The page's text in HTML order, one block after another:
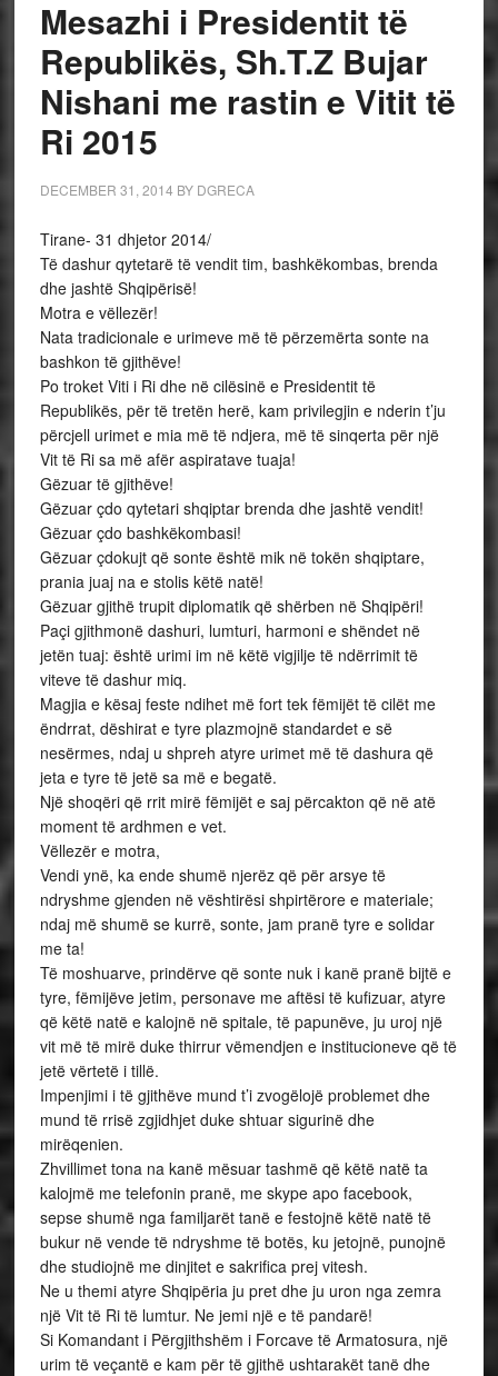
Mesazhi i Presidentit të
Republikës, Sh.T.Z Bujar
Nishani me rastin e Vitit të
Ri 2015
DECEMBER 31, 2014 BY DGRECA
Tirane- 31 dhjetor 2014/
Të dashur qytetarë të vendit tim, bashkëkombas, brenda
dhe jashtë Shqipërisë!
Motra e vëllezër!
Nata tradicionale e urimeve më të përzemërta sonte na
bashkon të gjithëve!
Po troket Viti i Ri dhe në cilësinë e Presidentit të
Republikës, për të tretën herë, kam privilegjin e nderin t’ju
përcjell urimet e mia më të ndjera, më të sinqerta për një
Vit të Ri sa më afër aspiratave tuaja!
Gëzuar të gjithëve!
Gëzuar çdo qytetari shqiptar brenda dhe jashtë vendit!
Gëzuar çdo bashkëkombasi!
Gëzuar çdokujt që sonte është mik në tokën shqiptare,
prania juaj na e stolis këtë natë!
Gëzuar gjithë trupit diplomatik që shërben në Shqipëri!
Paçi gjithmonë dashuri, lumturi, harmoni e shëndet në
jetën tuaj: është urimi im në këtë vigjilje të ndërrimit të
viteve të dashur miq.
Magjia e kësaj feste ndihet më fort tek fëmijët të cilët me
ëndrrat, dëshirat e tyre plazmojnë standardet e së
nesërmes, ndaj u shpreh atyre urimet më të dashura që
jeta e tyre të jetë sa më e begatë.
Një shoqëri që rrit mirë fëmijët e saj përcakton që në atë
moment të ardhmen e vet.
Vëllezër e motra,
Vendi ynë, ka ende shumë njerëz që për arsye të
ndryshme gjenden në vështirësi shpirtërore e materiale;
ndaj më shumë se kurrë, sonte, jam pranë tyre e solidar
me ta!
Të moshuarve, prindërve që sonte nuk i kanë pranë bijtë e
tyre, fëmijëve jetim, personave me aftësi të kufizuar, atyre
që këtë natë e kalojnë në spitale, të papunëve, ju uroj një
vit më të mirë duke thirrur vëmendjen e institucioneve që të
jetë vërtetë i tillë.
Impenjimi i të gjithëve mund t’i zvogëlojë problemet dhe
mund të rrisë zgjidhjet duke shtuar sigurinë dhe
mirëqenien.
Zhvillimet tona na kanë mësuar tashmë që këtë natë ta
kalojmë me telefonin pranë, me skype apo facebook,
sepse shumë nga familjarët tanë e festojnë këtë natë të
bukur në vende të ndryshme të botës, ku jetojnë, punojnë
dhe studiojnë me dinjitet e sakrifica prej vitesh.
Ne u themi atyre Shqipëria ju pret dhe ju uron nga zemra
një Vit të Ri të lumtur. Ne jemi një e të pandarë!
Si Komandant i Përgjithshëm i Forcave të Armatosura, një
urim të veçantë e kam për të gjithë ushtarakët tanë dhe